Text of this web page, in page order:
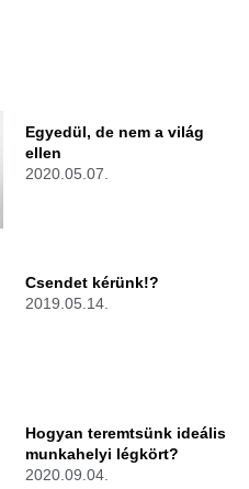
Egyedül, de nem a világ
ellen
2020.05.07.
Csendet kérünk!?
2019.05.14.
Hogyan teremtsünk ideális
munkahelyi légkört?
2020.09.04.